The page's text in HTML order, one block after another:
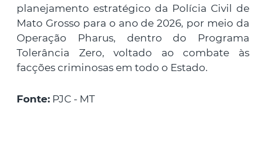
planejamento estratégico da Polícia Civil de
Mato Grosso para o ano de 2026, por meio da
Operação Pharus, dentro do Programa
Tolerância Zero, voltado ao combate às
facções criminosas em todo o Estado.
Fonte: PJC - MT